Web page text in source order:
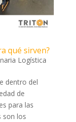
qué sirven?
Logística
dentro del
de
para las
son los